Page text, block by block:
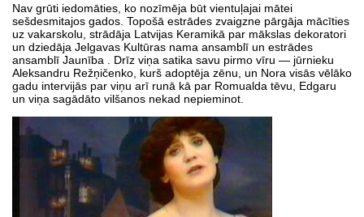
Nav grūti iedomāties, ko nozīmēja būt vientuļajai mātei
sešdesmitajos gados. Topošā estrādes zvaigzne pārgāja mācīties
uz vakarskolu, strādāja Latvijas Keramikā par mākslas dekoratori
un dziedāja Jelgavas Kultūras nama ansamblī un estrādes
ansamblī Jaunība . Drīz viņa satika savu pirmo vīru — jūrnieku
Aleksandru Režņičenko, kurš adoptēja zēnu, un Nora visās vēlāko
gadu intervijās par viņu arī runā kā par Romualda tēvu, Edgaru
un viņa sagādāto vilšanos nekad nepieminot.